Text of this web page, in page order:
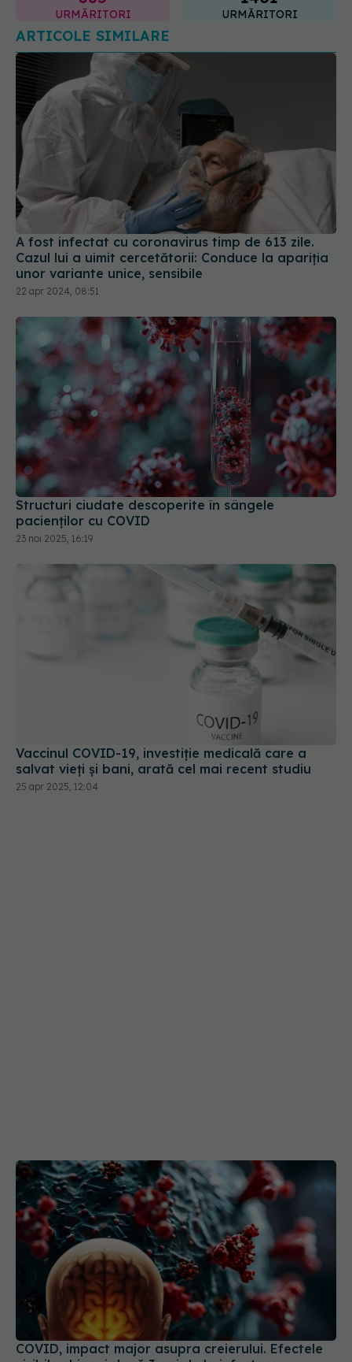
URMĂRITORI URMĂRITORI
ARTICOLE SIMILARE
A fost infectat cu coronavirus timp de 613 zile.
Cazul lui a uimit cercetătorii: Conduce la apariția
unor variante unice, sensibile
22 apr 2024, 08:51
Structuri ciudate descoperite în sângele
pacienților cu COVID
23 noi 2025, 16:19
Vaccinul COVID-19, investiție medicală care a
salvat vieți și bani, arată cel mai recent studiu
25 apr 2025, 12:04
COVID, impact major asupra creierului. Efectele